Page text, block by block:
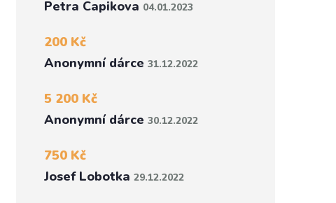
Petra Capikova 04.01.2023
200 Kč
Anonymní dárce 31.12.2022
5 200 Kč
Anonymní dárce 30.12.2022
750 Kč
Josef Lobotka 29.12.2022